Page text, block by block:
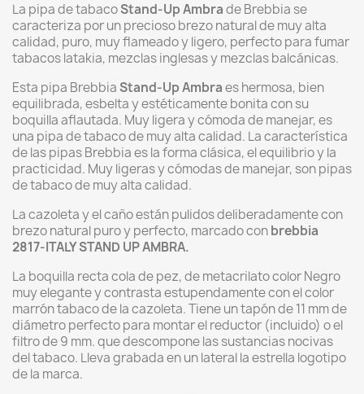
La pipa de tabacoStand-Up Ambrade Brebbia se
caracteriza por un precioso brezo natural de muy alta
calidad, puro, muy flameado y ligero, perfecto para fumar
tabacos latakia, mezclas inglesas y mezclas balcánicas.
Esta pipa BrebbiaStand-Up Ambraes hermosa, bien
equilibrada, esbelta y estéticamente bonita con su
boquilla aflautada. Muy ligera y cómoda de manejar, es
una pipa de tabaco de muy alta calidad. La característica
de las pipas Brebbia es la forma clásica, el equilibrio y la
practicidad. Muy ligeras y cómodas de manejar, son pipas
de tabaco de muy alta calidad.
La cazoleta y el caño están pulidos deliberadamente con
brezo natural puro y perfecto, marcado conbrebbia
2817-ITALY STAND UP AMBRA.
La boquilla recta cola de pez, de metacrilato color Negro
muy elegante y contrasta estupendamente con el color
marrón tabaco de la cazoleta. Tiene un tapón de 11 mm de
diámetro perfecto para montar el reductor (incluido) o el
filtro de 9 mm. que descompone las sustancias nocivas
del tabaco. Lleva grabada en un lateral la estrella logotipo
de la marca.